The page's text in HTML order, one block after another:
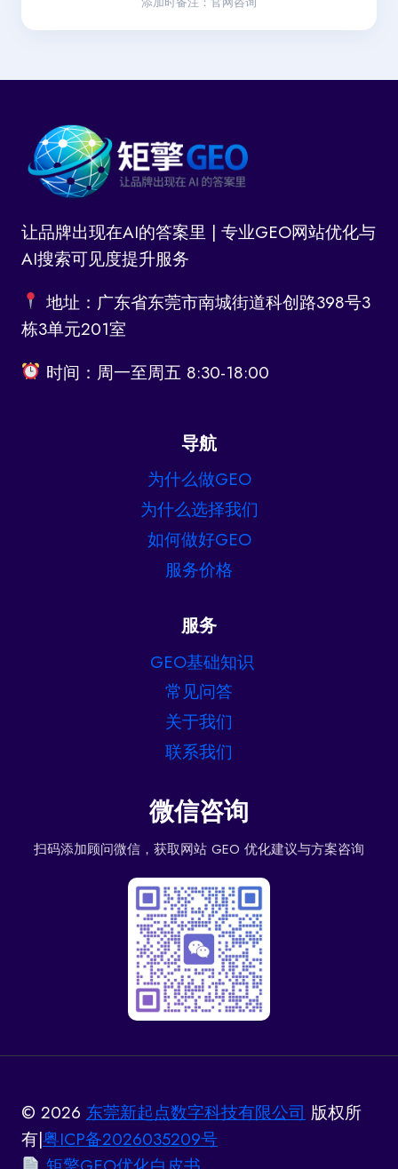
让品牌出现在AI的答案里 | 专业GEO网站优化与
AI搜索可见度提升服务
地址：广东省东莞市南城街道科创路398号3
栋3单元201室
时间：周一至周五 8:30-18:00
导航
为什么做GEO
为什么选择我们
如何做好GEO
服务价格
服务
GEO基础知识
常见问答
关于我们
联系我们
微信咨询
扫码添加顾问微信，获取网站 GEO 优化建议与方案咨询
© 2026 东莞新起点数字科技有限公司 版权所
有|粤ICP备2026035209号